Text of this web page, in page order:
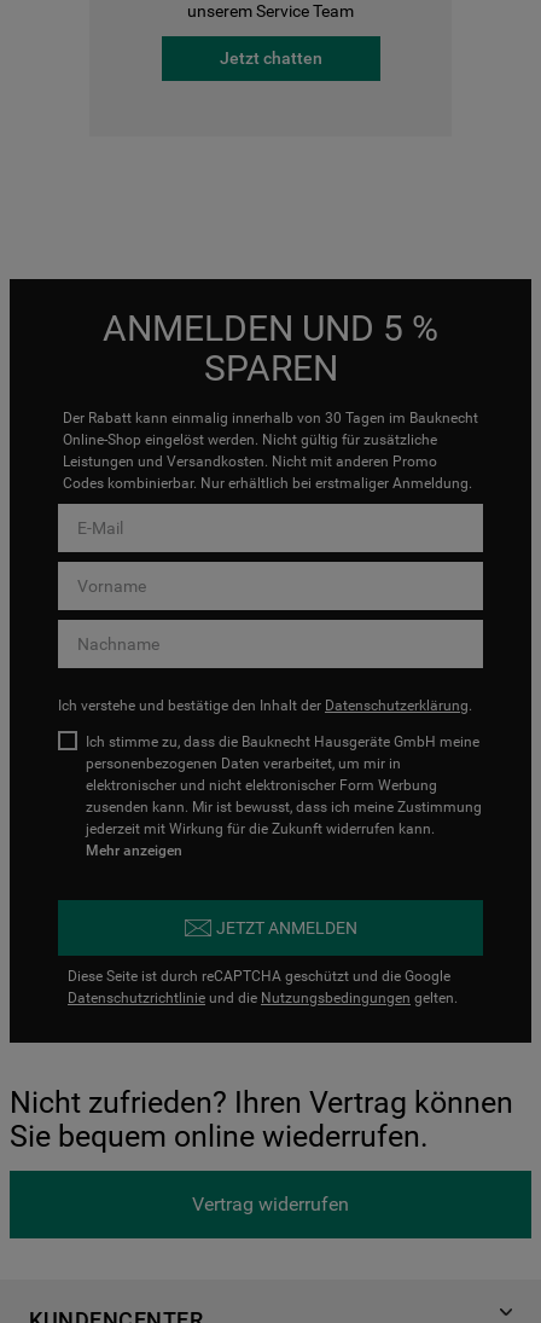
unserem Service Team
Jetzt chatten
ANMELDEN UND 5 %
SPAREN
Der Rabatt kann einmalig innerhalb von 30 Tagen im Bauknecht
Online-Shop eingelöst werden. Nicht gültig für zusätzliche
Leistungen und Versandkosten. Nicht mit anderen Promo
Codes kombinierbar. Nur erhältlich bei erstmaliger Anmeldung.
Ich verstehe und bestätige den Inhalt der Datenschutzerklärung.
Ich stimme zu, dass die Bauknecht Hausgeräte GmbH meine
personenbezogenen Daten verarbeitet, um mir in
elektronischer und nicht elektronischer Form Werbung
zusenden kann. Mir ist bewusst, dass ich meine Zustimmung
jederzeit mit Wirkung für die Zukunft widerrufen kann.
Mehr anzeigen
JETZT ANMELDEN
Diese Seite ist durch reCAPTCHA geschützt und die Google
Datenschutzrichtlinie und die Nutzungsbedingungen gelten.
Nicht zufrieden? Ihren Vertrag können
Sie bequem online wiederrufen.
Vertrag widerrufen